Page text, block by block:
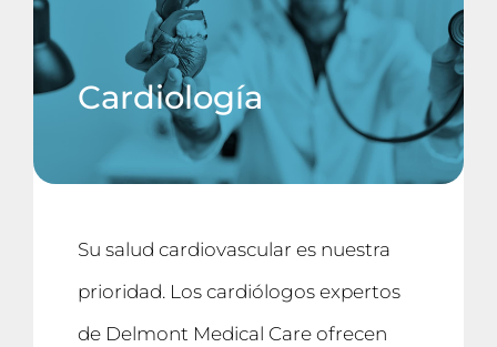
Cardiología
Su salud cardiovascular es nuestra
prioridad. Los cardiólogos expertos
de Delmont Medical Care ofrecen